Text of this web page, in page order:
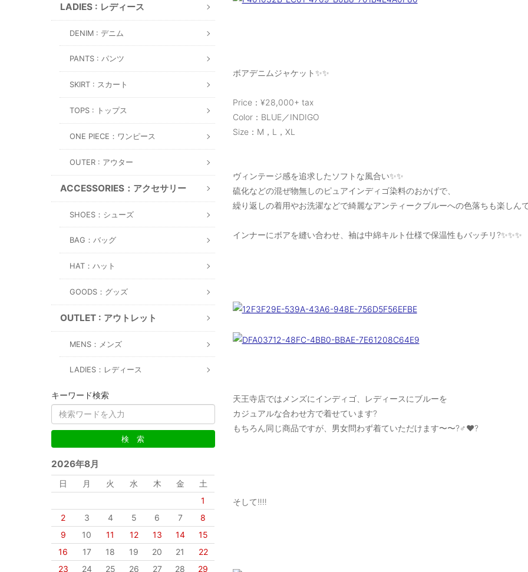
LADIES : レディース
DENIM : デニム
PANTS : パンツ
SKIRT : スカート
TOPS : トップス
ONE PIECE：ワンピース
OUTER : アウター
ACCESSORIES：アクセサリー
SHOES：シューズ
BAG：バッグ
HAT：ハット
GOODS：グッズ
OUTLET : アウトレット
MENS：メンズ
LADIES：レディース
キーワード検索
2026年8月
日 月 火 水 木 金
土
1
2
3 4 5 6 7
8
9
10 11 12 13 14
15
16
17 18 19 20 21
22
23
24 25 26 27 28 29
ボアデニムジャケット✨✨
Price：¥28,000+ tax
Color：BLUE／INDIGO
Size：M，L，XL
ヴィンテージ感を追求したソフトな風合い✨✨
硫化などの混ぜ物無しのピュアインディゴ染料のおかげで、
繰り返しの着用やお洗濯などで綺麗なアンティークブルーへの色落ちも楽しん
インナーにボアを縫い合わせ、袖は中綿キルト仕様で保温性もバッチリ?✨✨✨
天王寺店ではメンズにインディゴ、レディースにブルーを
カジュアルな合わせ方で着せています?
もちろん同じ商品ですが、男女問わず着ていただけます〜〜?‍♂️❤️?
そして‼️‼️